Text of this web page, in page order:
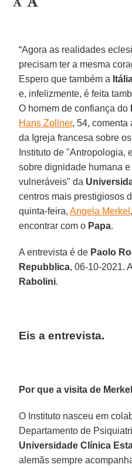
“Agora as realidades
precisam ter a mesma
Espero que também a
e, infelizmente, é feita
O homem de confiança do
Hans Zollner, 54, comenta
da Igreja francesa sobre
Instituto de "Antropologia,
sobre dignidade humana
vulneráveis" da
centros mais prestigiosos
quinta-feira,Angela Merkel
encontrar com o Papa.
A entrevista é de Paolo
Repubblica, 06-10-2021.
Rabolini.
Eis a entrevista.
Por que a visita de
O Instituto nasceu em
Departamento de
Universidade Clínica
alemãs sempre